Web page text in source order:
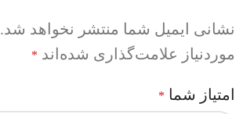
نشانی ایمیل شما منتشر نخواهد شد.
موردنیاز علامت‌گذاری شده‌اند *
امتیاز شما *